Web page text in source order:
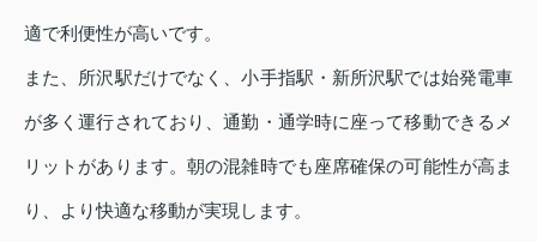
適で利便性が高いです。
また、所沢駅だけでなく、小手指駅・新所沢駅では始発電車
が多く運行されており、通勤・通学時に座って移動できるメ
リットがあります。朝の混雑時でも座席確保の可能性が高ま
り、より快適な移動が実現します。